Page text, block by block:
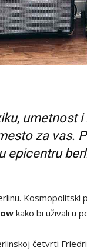
umetnost
za vas.
epicentru
kako bi uživali u
četvrti